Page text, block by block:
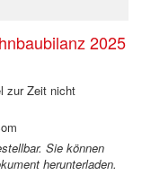
2025
zur Zeit nicht
Sie können
herunterladen.